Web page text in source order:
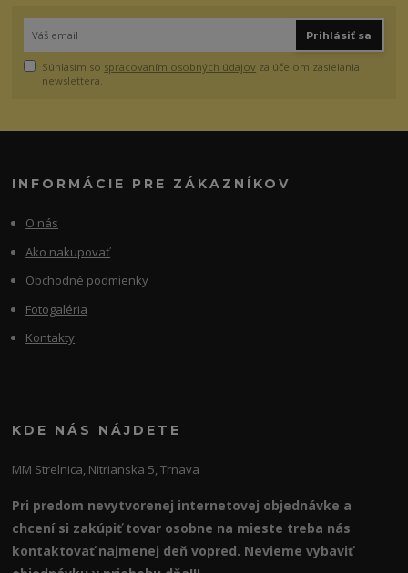
Prihlásiť sa
Súhlasím so spracovaním osobných údajov za účelom zasielania
newslettera.
INFORMÁCIE PRE ZÁKAZNÍKOV
O nás
Ako nakupovať
Obchodné podmienky
Fotogaléria
Kontakty
KDE NÁS NÁJDETE
MM Strelnica, Nitrianska 5, Trnava
Pri predom nevytvorenej internetovej objednávke a
chcení si zakúpiť tovar osobne na mieste treba nás
kontaktovať najmenej deň vopred. Nevieme vybaviť